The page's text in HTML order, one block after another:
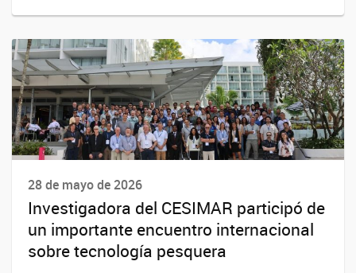
28 de mayo de 2026
Investigadora del CESIMAR participó de
un importante encuentro internacional
sobre tecnología pesquera